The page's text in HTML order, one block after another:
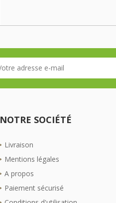
NOTRE SOCIÉTÉ
Livraison
Mentions légales
A propos
Paiement sécurisé